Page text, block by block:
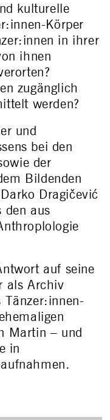
kulturelle
Körper
in ihrer
ihnen
zugänglich
werden?
und
bei den
der
Bildenden
Dragičević
den aus
auf seine
als Archiv
Tänzer:innen-
Martin – und
in